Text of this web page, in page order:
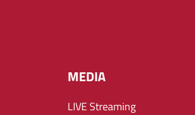
MEDIA
LIVE Streaming